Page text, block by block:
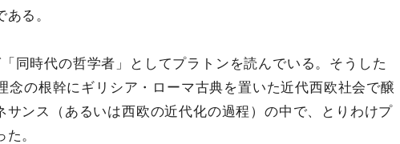
る。
同時代の哲学者」としてプラトンを読んでいる。そうした
念の根幹にギリシア・ローマ古典を置いた近代西欧社会で醸
サンス（あるいは西欧の近代化の過程）の中で、とりわけプ
。